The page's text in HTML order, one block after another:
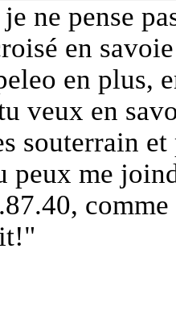
ne pense
en
en plus,
veux en
souterrain
peux me